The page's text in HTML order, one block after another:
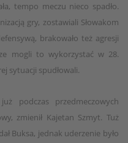
tempo meczu nieco spadło.
gry, zostawiali Słowakom
brakowało też agresji
mogli to wykorzystać w 28.
sytuacji spudłowali.
podczas przedmeczowych
zmienił Kajetan Szmyt. Tuż
Buksa, jednak uderzenie było